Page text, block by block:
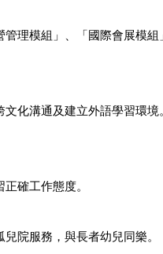
理模組」、「國際會展模
化溝通及建立外語學習環
確工作態度。
院服務，與長者幼兒同樂。